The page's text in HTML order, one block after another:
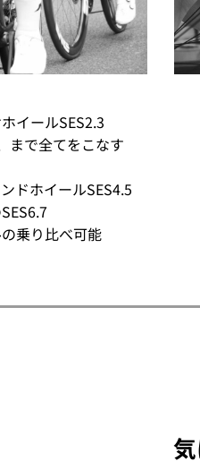
イールSES2.3
まで全てをこなす
ドホイールSES4.5
乗り比べ可能